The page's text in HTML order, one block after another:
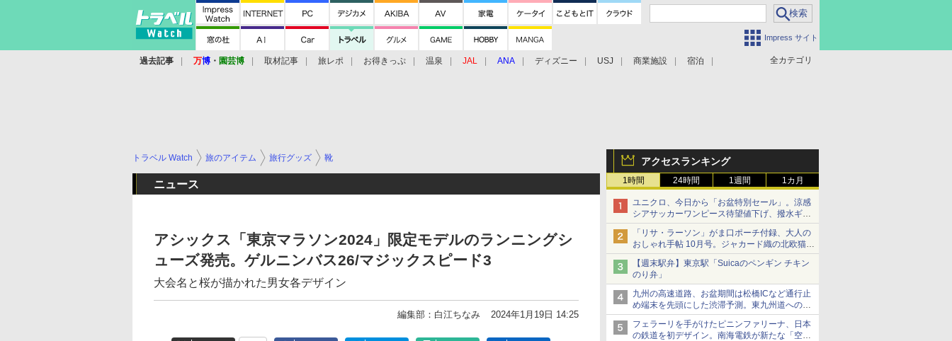
Impress サイト
全カテゴリ
過去記事 万博 ・ 園芸博 取材記事 旅レポ お得きっぷ 温泉 JAL ANA ディズニー USJ 商業施設 宿泊
アクセスランキング
1時間 24時間 1週間 1カ月
ユニクロ、今日から「お盆特別セール」。涼感
シアサッカーワンピース待望値下げ、撥水ギア
ショーツは1990円に
「リサ・ラーソン」がま口ポーチ付録、大人の
おしゃれ手帖 10月号。ジャカード織の北欧猫デ
ザイン
【週末駅弁】東京駅「Suicaのペンギン チキン
のり弁」
九州の高速道路、お盆期間は松橋ICなど通行止
め端末を先頭にした渋滞予測。東九州道への迂
回は料金調整を実施
フェラーリを手がけたピニンファリーナ、日本
の鉄道を初デザイン。南海電鉄が新たな「空港
トラベル Watch 旅のアイテム 旅行グッズ 靴
ニュース
アシックス「東京マラソン2024」限定モデルのランニングシ
ューズ発売。ゲルニンバス26/マジックスピード3
大会名と桜が描かれた男女各デザイン
編集部：白江ちなみ 2024年1月19日 14:25